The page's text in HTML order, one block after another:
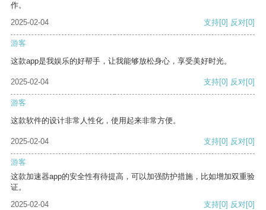
作。
2025-02-04
支持[0] 反对[0]
游客
这款app是我娱乐的好帮手，让我能够放松身心，享受美好时光。
2025-02-04 支持[0] 反对[0]
游客
这款软件的设计非常人性化，使用起来非常方便。
2025-02-04 支持[0] 反对[0]
游客
这款加速器app的安全性有待提高，可以加强防护措施，比如增加双重验
证。
2025-02-04
支持[0] 反对[0]